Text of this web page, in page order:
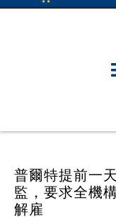
普爾特提前一
監，要求全機
解雇